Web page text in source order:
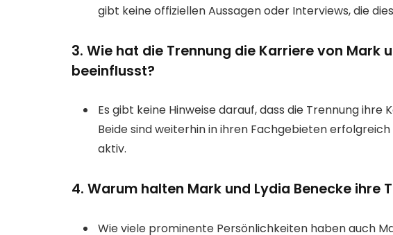
gibt keine offiziellen Aussagen oder Interviews, die
3. Wie hat die Trennung die Karriere von Mark
beeinflusst?
Es gibt keine Hinweise darauf, dass die Trennung
Beide sind weiterhin in ihren Fachgebieten
aktiv.
4. Warum halten Mark und Lydia Benecke ihre
Wie viele prominente Persönlichkeiten haben auch